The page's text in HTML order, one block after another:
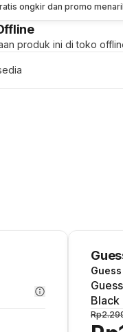
ongkir dan promo
produk ini di toko
Black